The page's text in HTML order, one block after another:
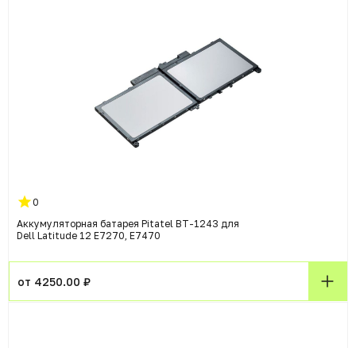
0
Аккумуляторная батарея Pitatel BT-1243 для
Dell Latitude 12 E7270, E7470
от 4250.00 ₽